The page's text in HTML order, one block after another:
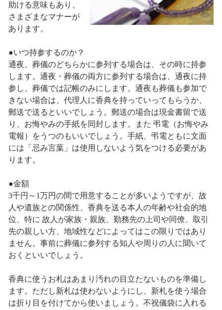
助ける意味もあり、
さまざまなマナーが
あります。
●いつ持参するのか？
通夜、葬儀のどちらかに参列する場合は、その時に持参
します。通夜・葬儀の両方に参列する場合は、通夜に持
参し、葬儀では記帳のみにします。通夜も葬儀も参加で
きない場合は、代理人に香典を持っていってもらうか、
郵送で送るといいでしょう。郵送の場合は現金書留で送
り、お悔やみの手紙を同封します。また 弔電（お悔やみ
電報）をうつのもいいでしょう。手紙、弔電ともに文面
には「忌み言葉」は使用しないよう気をつける必要があ
ります。
●金額
3千円～1万円の間で用意することが多いようですが、故
人や遺族との関係性、香典を送る本人の年齢や社会的地
位、特に 故人が家族・親族、勤務先の上司や同僚、取引
先の親しい方、地域性などによってはこの限りではあり
ません。事前に葬儀に参列する知人や周りの人に聞いて
おくといいでしょう。
香典に使うお札はあまり汚れの目立たないものを準備し
ます。ただし新札は使わないようにし、新札を使う場合
は折り目を付けてから使いましょう。不祝儀袋に入れる